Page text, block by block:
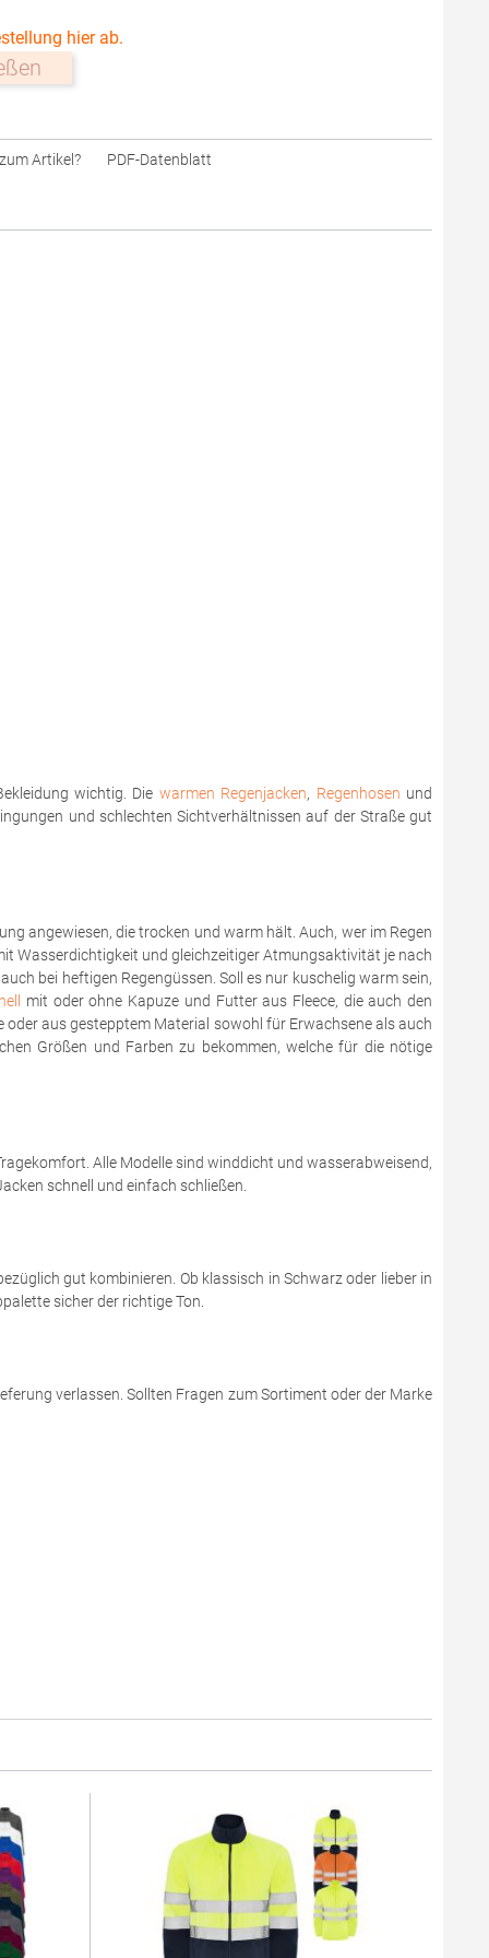
hier ab.
Artikel? PDF-Datenblatt
wichtig. Die warmen Regenjacken, Regenhosen und
und schlechten Sichtverhältnissen auf der Straße gut
angewiesen, die trocken und warm hält. Auch, wer im Regen
Wasserdichtigkeit und gleichzeitiger Atmungsaktivität je nach
bei heftigen Regengüssen. Soll es nur kuschelig warm sein,
mit oder ohne Kapuze und Futter aus Fleece, die auch den
aus gestepptem Material sowohl für Erwachsene als auch
Größen und Farben zu bekommen, welche für die nötige
Alle Modelle sind winddicht und wasserabweisend,
schnell und einfach schließen.
gut kombinieren. Ob klassisch in Schwarz oder lieber in
sicher der richtige Ton.
verlassen. Sollten Fragen zum Sortiment oder der Marke